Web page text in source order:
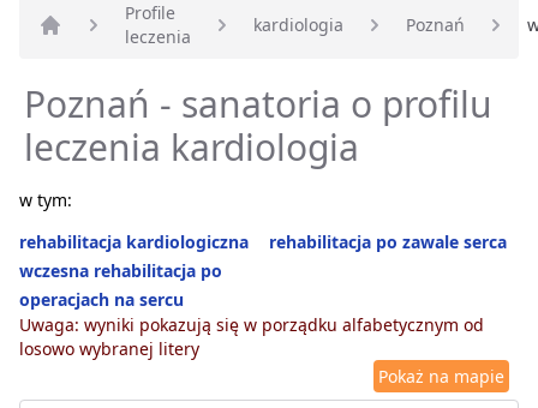
Strona główna
Profile
leczenia
kardiologia Poznań
Poznań - sanatoria o profilu
leczenia kardiologia
w tym:
rehabilitacja kardiologiczna
rehabilitacja po zawale serca
wczesna rehabilitacja po
operacjach na sercu
Uwaga: wyniki pokazują się w porządku alfabetycznym od
losowo wybranej litery
Pokaż na mapie